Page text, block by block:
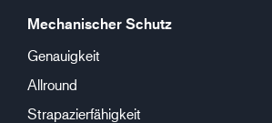
Mechanischer Schutz
Genauigkeit
Allround
Strapazierfähigkeit